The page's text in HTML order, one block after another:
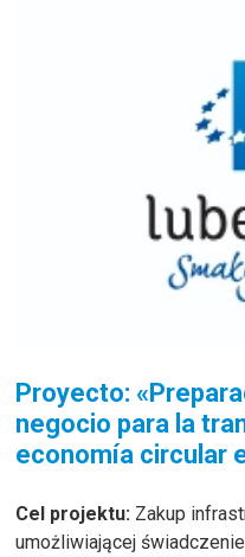
Proyecto:
negocio para la
economía circular
Cel projektu: Zakup
umożliwiającej